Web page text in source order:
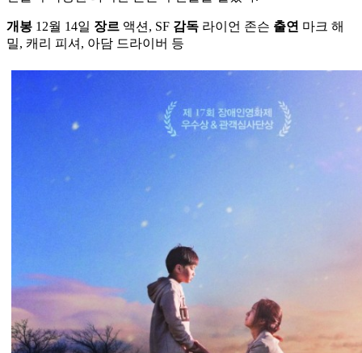
개봉 12월 14일 장르 액션, SF 감독 라이언 존슨 출연 마크 해
밀, 캐리 피셔, 아담 드라이버 등